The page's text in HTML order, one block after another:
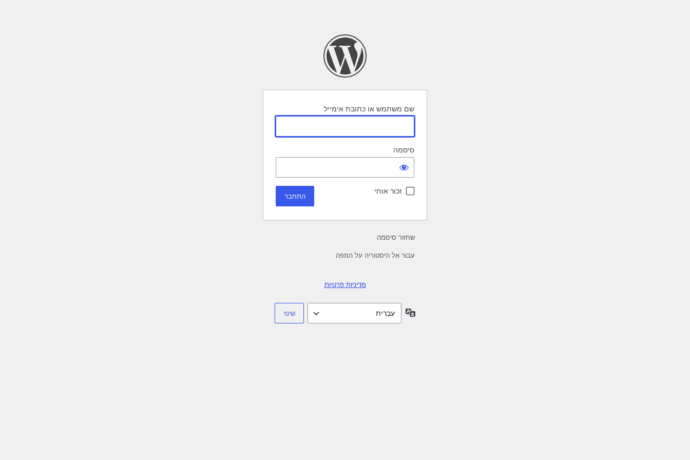
שם משתמש או כתובת אימייל
סיסמה
זכור אותי
שחזור סיסמה
עבור אל היסטוריה על המפה
מדיניות פרטיות
שפה